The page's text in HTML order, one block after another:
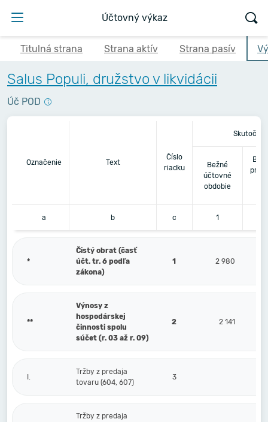
Účtovný výkaz
Titulná strana Strana aktív Strana pasív
Salus Populi, družstvo v likvidácii
Úč POD
Označenie Text
Číslo
riadku
Bežné
účtovné
obdobie
a b c 1
*
Čistý obrat (časť
účt. tr. 6 podľa
zákona)
1 2 980
**
Výnosy z
hospodárskej
činnosti spolu
súčet (r. 03 až r. 09)
2 2 141
I.
Tržby z predaja
tovaru (604, 607)
3
Tržby z predaja